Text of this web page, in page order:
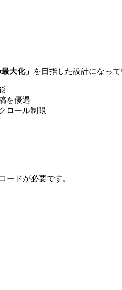
大化」 を目指した設計になって
を優遇
ロール制限
ードが必要です。